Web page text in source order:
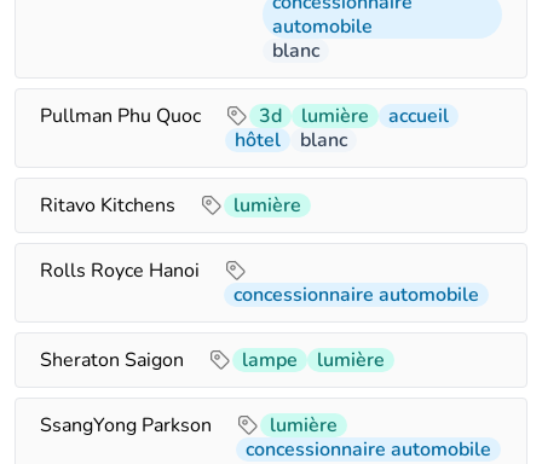
automobile
blanc
Pullman Phu Quoc 3d lumière
accueil
hôtel
blanc
Ritavo Kitchens lumière
Rolls Royce Hanoi
concessionnaire automobile
Sheraton Saigon lampe lumière
SsangYong Parkson
lumière
concessionnaire automobile